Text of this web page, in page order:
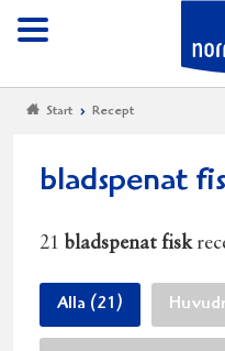
Meny
Start Recept
bladspenat
21 bladspenat fisk
Alla (21)